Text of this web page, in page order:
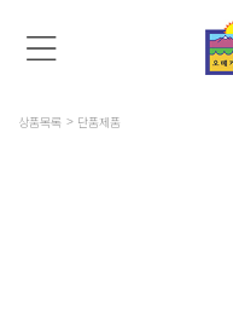
상품목록 단품제품